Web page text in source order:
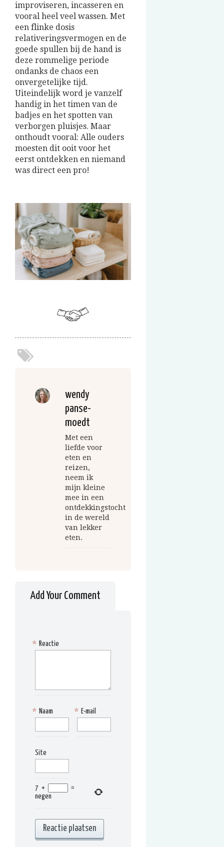
improviseren, incasseren en
vooral heel veel wassen. Met
een flinke dosis
relativeringsvermogen en de
goede spullen bij de hand is
deze rommelige periode
ondanks de chaos een
onvergetelijke tijd.
Uiteindelijk word je vanzelf
handig in het timen van de
badjes en het spotten van
verborgen pluisjes. Maar
onthoudt vooral: Alle ouders
moesten dit ooit voor het
eerst ontdekken en niemand
was direct een pro!
wendy
panse-
moedt
Met een
liefde voor
eten en
reizen,
neem ik
mijn kleine
mee in een
ontdekkingstocht
in de wereld
van lekker
eten.
Add Your Comment
Reactie
*
Naam
* E-mail
*
Site
7 +
=
negen